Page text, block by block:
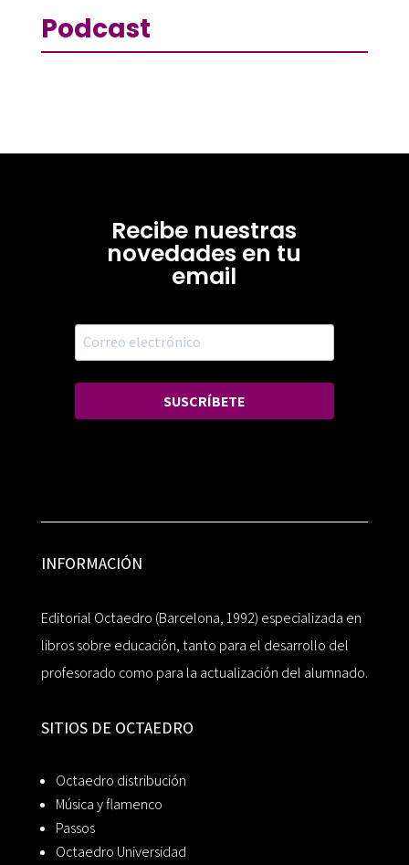
Podcast
Recibe nuestras
novedades en tu
email
SUSCRÍBETE
INFORMACIÓN
Editorial Octaedro (Barcelona, 1992) especializada en
libros sobre educación, tanto para el desarrollo del
profesorado como para la actualización del alumnado.
SITIOS DE OCTAEDRO
Octaedro distribución
Música y flamenco
Passos
Octaedro Universidad